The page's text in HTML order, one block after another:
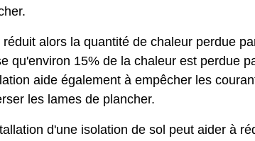
réduit alors la quantité de chaleur perdue
qu'environ 15% de la chaleur est perdue
aide également à empêcher les
les lames de plancher.
d'une isolation de sol peut aider à